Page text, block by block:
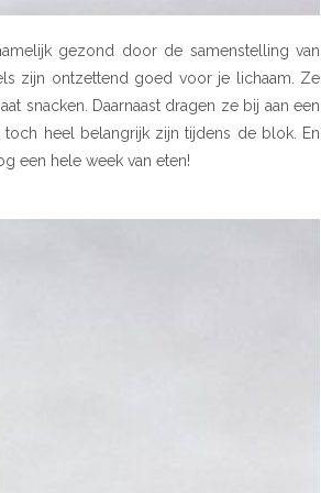
gezond door de samenstelling van
zijn ontzettend goed voor je lichaam. Ze
snacken. Daarnaast dragen ze bij aan een
heel belangrijk zijn tijdens de blok. En
een hele week van eten!